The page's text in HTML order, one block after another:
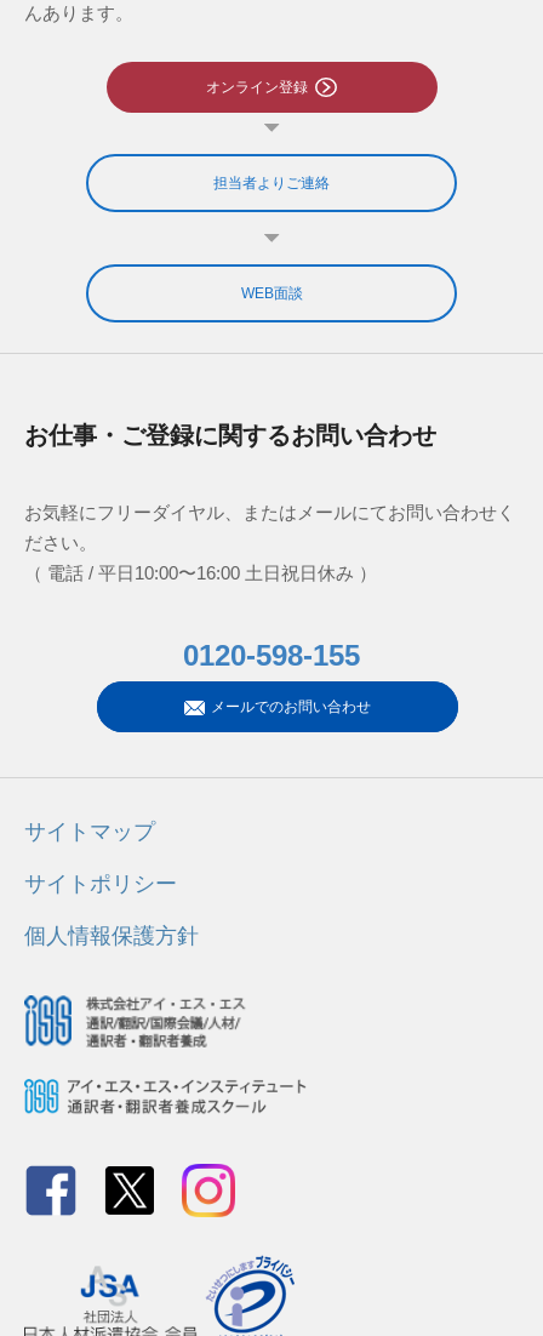
んあります。
オンライン登録
担当者よりご連絡
WEB面談
お仕事・ご登録に関するお問い合わせ
お気軽にフリーダイヤル、またはメールにてお問い合わせく
ださい。
（ 電話 / 平日10:00〜16:00 土日祝日休み ）
0120-598-155
メールでのお問い合わせ
サイトマップ
サイトポリシー
個人情報保護方針